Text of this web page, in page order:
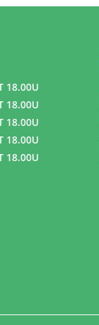
18.00U
18.00U
18.00U
18.00U
18.00U